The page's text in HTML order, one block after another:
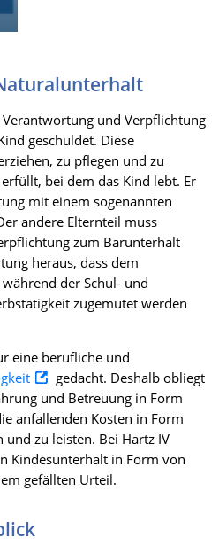
und Verpflichtung
geschuldet. Diese
zu pflegen und zu
bei dem das Kind lebt. Er
mit einem sogenannten
andere Elternteil muss
zum Barunterhalt
heraus, dass dem
der Schul- und
zugemutet werden
eine berufliche und
gedacht. Deshalb obliegt
und Betreuung in Form
anfallenden Kosten in Form
zu leisten. Bei Hartz IV
Kindesunterhalt in Form von
gefällten Urteil.